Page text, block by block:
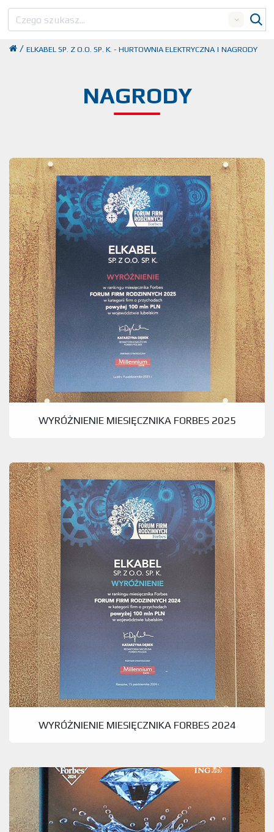
ELKABEL SP. Z O.O. SP. K. - HURTOWNIA ELEKTRYCZNA | NAGRODY
/
NAGRODY
WYRÓŻNIENIE MIESIĘCZNIKA FORBES 2025
WYRÓŻNIENIE MIESIĘCZNIKA FORBES 2024